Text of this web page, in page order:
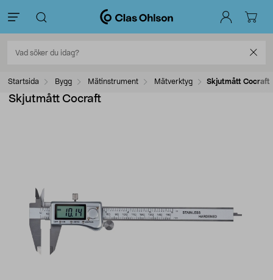
Startsida Bygg Mätinstrument Mätverktyg Skjutmått Cocraft
Skjutmått Cocraft